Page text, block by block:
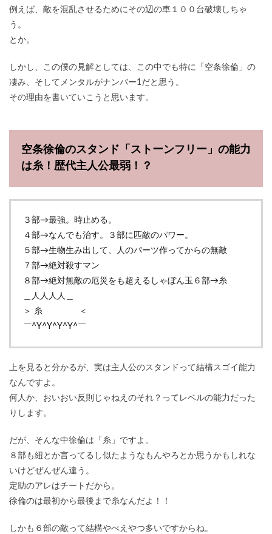
例えば、敵を混乱させるためにその辺の車１００台破壊しちゃ
う。
とか。
しかし、この僕の見解としては、この中でも特に「空条徐倫」の
凄み、そしてメンタルがナンバー1だと思う。
その理由を書いていこうと思います。
空条徐倫のスタンド「ストーンフリー」の能力
は糸！歴代主人公最弱！？
３部→最強。時止める。
４部→なんでも治す。３部に匹敵のパワー。
５部→生物生み出して、人のパーツ作ってからの無敵
７部→絶対殺すマン
８部→絶対無敵の厄災をも超えるしゃぼん玉６部→糸
＿人人人人＿
＞ 糸 ＜
￣^Y^Y^Y^Y^￣
上を見ると分かるが、実は主人公のスタンドって結構スゴイ能力
なんですよ。
何人か、おいおい反則じゃねえのそれ？ってレベルの能力だった
りします。
だが、そんな中徐倫は「糸」ですよ。
８部も紐とか言ってるし似たようなもんやろとか思うかもしれな
いけどぜんぜん違う。
定助のアレはチートだから。
徐倫のは最初から最後まで糸なんだよ！！
しかも６部の敵って結構やべえやつ多いですからね。